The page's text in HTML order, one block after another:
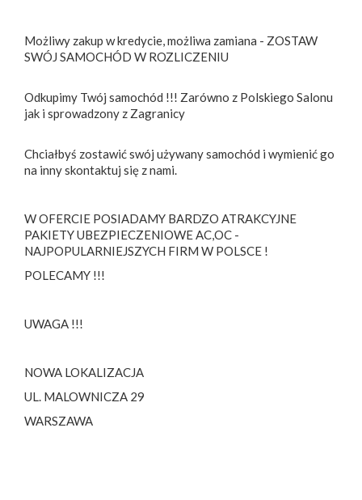
Możliwy zakup w kredycie, możliwa zamiana - ZOSTAW
SWÓJ SAMOCHÓD W ROZLICZENIU
Odkupimy Twój samochód !!! Zarówno z Polskiego Salonu
jak i sprowadzony z Zagranicy
Chciałbyś zostawić swój używany samochód i wymienić go
na inny skontaktuj się z nami.
W OFERCIE POSIADAMY BARDZO ATRAKCYJNE
PAKIETY UBEZPIECZENIOWE AC,OC -
NAJPOPULARNIEJSZYCH FIRM W POLSCE !
POLECAMY !!!
UWAGA !!!
NOWA LOKALIZACJA
UL. MALOWNICZA 29
WARSZAWA